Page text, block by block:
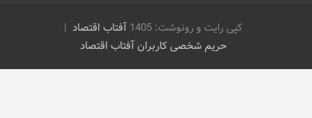
کپی رایت و رونوشت: 1405
آفتاب اقتصاد
حریم شخصی کاربران آفتاب اقتصاد